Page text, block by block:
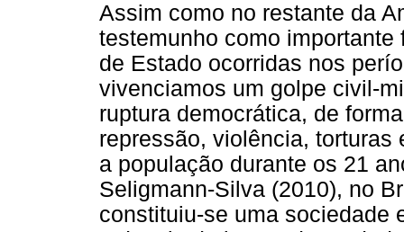
Assim como no restante da
testemunho como
de Estado ocorridas nos
vivenciamos um golpe civil-
ruptura democrática, de
repressão, violência, torturas
a população durante os 21
Seligmann-Silva (2010), no
constituiu-se uma sociedade